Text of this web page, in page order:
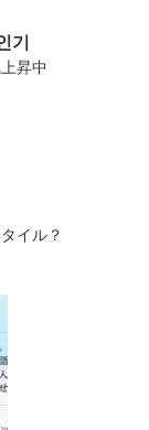
기
昇中
イル？